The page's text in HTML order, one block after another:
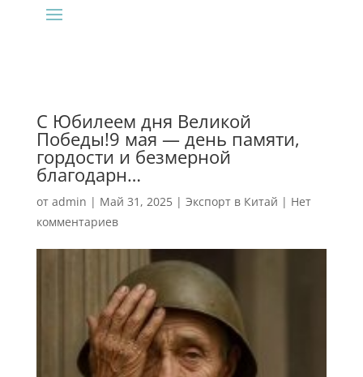
С Юбилеем дня Великой
Победы!9 мая — день памяти,
гордости и безмерной
благодарн…
от admin | Май 31, 2025| Экспорт в Китай | Нет
комментариев